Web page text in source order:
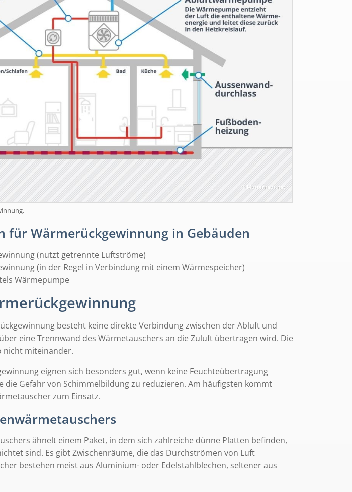
© Musterhaus.net
für Wärmerückgewinnung in Gebäuden
(nutzt getrennte Luftströme)
(in der Regel in Verbindung mit einem Wärmespeicher)
Wärmepumpe
besteht keine direkte Verbindung zwischen der Abluft und
eine Trennwand des Wärmetauschers an die Zuluft übertragen wird. Die
nicht miteinander.
eignen sich besonders gut, wenn keine Feuchteübertragung
die Gefahr von Schimmelbildung zu reduzieren. Am häufigsten kommt
zum Einsatz.
ähnelt einem Paket, in dem sich zahlreiche dünne Platten befinden,
sind. Es gibt Zwischenräume, die das Durchströmen von Luft
bestehen meist aus Aluminium- oder Edelstahlblechen, seltener aus